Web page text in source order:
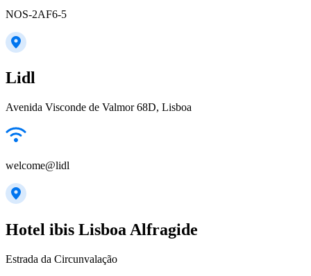
NOS-2AF6-5
Lidl
Avenida Visconde de Valmor 68D, Lisboa
welcome@lidl
Hotel ibis Lisboa Alfragide
Estrada da Circunvalação